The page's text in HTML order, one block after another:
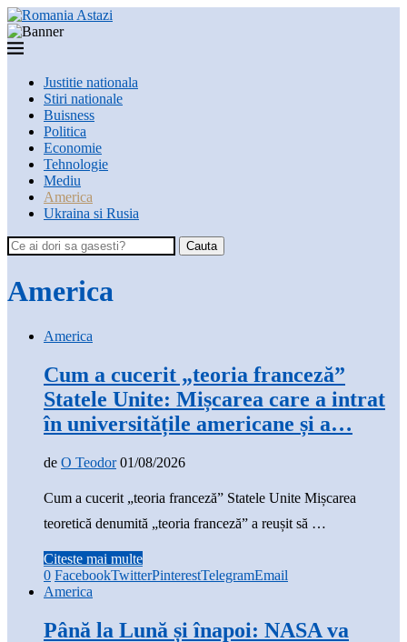
Justitie nationala
Stiri nationale
Buisness
Politica
Economie
Tehnologie
Mediu
America
Ukraina si Rusia
Cauta
America
America
Cum a cucerit „teoria franceză”
Statele Unite: Mișcarea care a intrat
în universitățile americane și a…
de O Teodor 01/08/2026
Cum a cucerit „teoria franceză” Statele Unite Mișcarea
teoretică denumită „teoria franceză” a reușit să …
Citeste mai multe
0 FacebookTwitterPinterestTelegramEmail
America
Până la Lună și înapoi: NASA va